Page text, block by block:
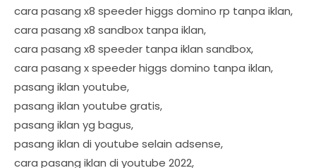
cara pasang x8 speeder higgs domino rp tanpa iklan,
cara pasang x8 sandbox tanpa iklan,
cara pasang x8 speeder tanpa iklan sandbox,
cara pasang x speeder higgs domino tanpa iklan,
pasang iklan youtube,
pasang iklan youtube gratis,
pasang iklan yg bagus,
pasang iklan di youtube selain adsense,
cara pasang iklan di youtube 2022,